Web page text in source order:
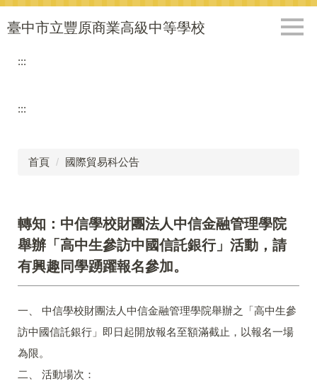
跳
到
臺中市立豐原商業高級中等學校
:::
:::
首頁 國際貿易科公告
轉知：中信學校財團法人中信金融管理學院
舉辦「高中生參訪中國信託銀行」活動，請
有興趣同學踴躍報名參加。
一、 中信學校財團法人中信金融管理學院舉辦之「高中生參
訪中國信託銀行」即日起開放報名至額滿截止，以報名一場
為限。
二、 活動場次：